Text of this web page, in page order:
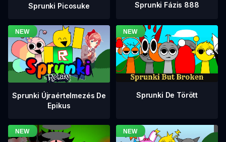
Sprunki Picosuke Sprunki Fázis 888
Sprunki Újraértelmezés De
Epikus
Sprunki De Törött